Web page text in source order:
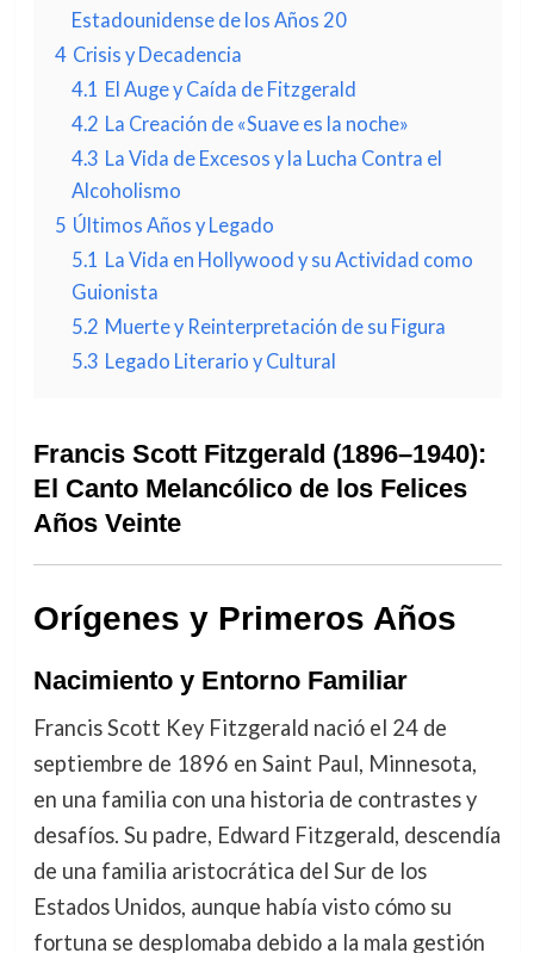
Estadounidense de los Años 20
4 Crisis y Decadencia
4.1 El Auge y Caída de Fitzgerald
4.2 La Creación de «Suave es la noche»
4.3 La Vida de Excesos y la Lucha Contra el
Alcoholismo
5 Últimos Años y Legado
5.1 La Vida en Hollywood y su Actividad como
Guionista
5.2 Muerte y Reinterpretación de su Figura
5.3 Legado Literario y Cultural
Francis Scott Fitzgerald (1896–1940):
El Canto Melancólico de los Felices
Años Veinte
Orígenes y Primeros Años
Nacimiento y Entorno Familiar
Francis Scott Key Fitzgerald nació el 24 de
septiembre de 1896 en Saint Paul, Minnesota,
en una familia con una historia de contrastes y
desafíos. Su padre, Edward Fitzgerald, descendía
de una familia aristocrática del Sur de los
Estados Unidos, aunque había visto cómo su
fortuna se desplomaba debido a la mala gestión